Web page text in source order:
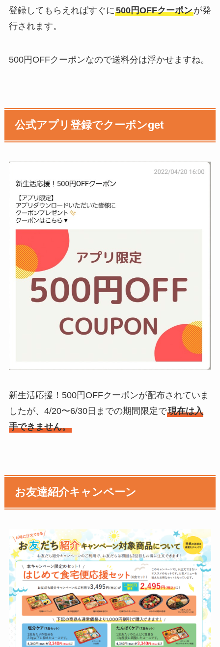
登録してもらえればすぐに500円OFFクーポンが発
行されます。
500円OFFクーポンなので送料分は浮かせますね。
公式アプリ登録でクーポンget
新生活応援！500円OFFクーポンが配布されていま
したが、4/20〜6/30日までの期間限定で現在は入
手できません。
お友達紹介キャンペーン